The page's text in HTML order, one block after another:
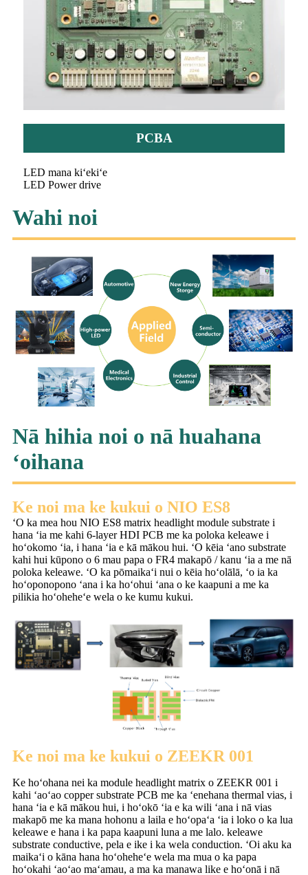
PCBA
LED mana kiʻekiʻe
LED Power drive
Wahi noi
Nā hihia noi o nā huahana
ʻoihana
Ke noi ma ke kukui o NIO ES8
ʻO ka mea hou NIO ES8 matrix headlight module substrate i
hana ʻia me kahi 6-layer HDI PCB me ka poloka keleawe i
hoʻokomo ʻia, i hana ʻia e kā mākou hui. ʻO kēia ʻano substrate
kahi hui kūpono o 6 mau papa o FR4 makapō / kanu ʻia a me nā
poloka keleawe. ʻO ka pōmaikaʻi nui o kēia hoʻolālā, ʻo ia ka
hoʻoponopono ʻana i ka hoʻohui ʻana o ke kaapuni a me ka
pilikia hoʻoheheʻe wela o ke kumu kukui.
Ke noi ma ke kukui o ZEEKR 001
Ke hoʻohana nei ka module headlight matrix o ZEEKR 001 i
kahi ʻaoʻao copper substrate PCB me ka ʻenehana thermal vias, i
hana ʻia e kā mākou hui, i hoʻokō ʻia e ka wili ʻana i nā vias
makapō me ka mana hohonu a laila e hoʻopaʻa ʻia i loko o ka lua
keleawe e hana i ka papa kaapuni luna a me lalo. keleawe
substrate conductive, pela e ike i ka wela conduction. ʻOi aku ka
maikaʻi o kāna hana hoʻoheheʻe wela ma mua o ka papa
hoʻokahi ʻaoʻao maʻamau, a ma ka manawa like e hoʻonā i nā